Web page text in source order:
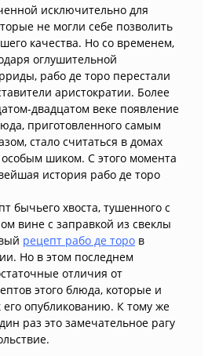
исключительно для
не могли себе позволить
качества. Но со временем,
оглушительной
рабо де торо перестали
аристократии. Более
двадцатом веке появление
приготовленного самым
стало считаться в домах
шиком. С этого момента
история рабо де торо
бычьего хвоста, тушенного с
вине с заправкой из свеклы
рецепт рабо де торо в
Но в этом последнем
отличия от
этого блюда, которые и
опубликованию. К тому же
раз это замечательное рагу